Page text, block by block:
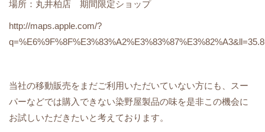
場所： 丸井柏店 期間限定ショップ
http://maps.apple.com/?
当社の移動販売をまだご利用いただいていない方にも、スー
パーなどでは購入できない染野屋製品の味を是非この機会に
お試しいただきたいと考えております。